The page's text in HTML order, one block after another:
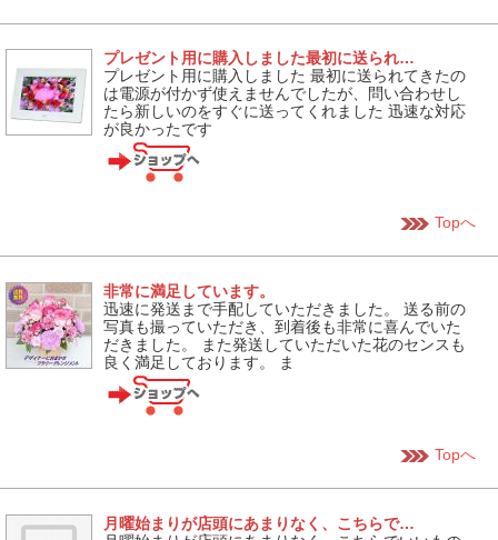
プレゼント用に購入しました最初に送られ…
プレゼント用に購入しました 最初に送られてきたの
は電源が付かず使えませんでしたが、問い合わせし
たら新しいのをすぐに送ってくれました 迅速な対応
が良かったです
Topへ
非常に満足しています。
迅速に発送まで手配していただきました。 送る前の
写真も撮っていただき、到着後も非常に喜んでいた
だきました。 また発送していただいた花のセンスも
良く満足しております。 ま
Topへ
月曜始まりが店頭にあまりなく、こちらで…